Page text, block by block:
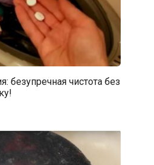
безупречная чистота без